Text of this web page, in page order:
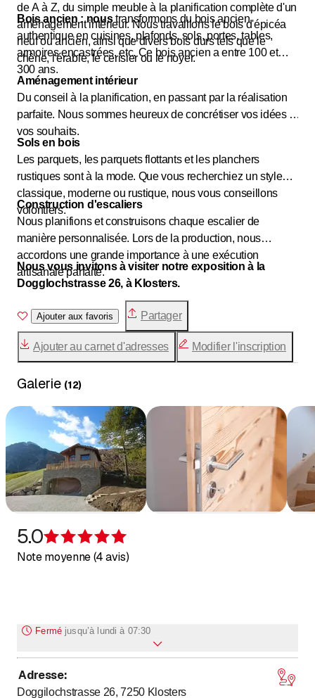
de A à Z, du simple meuble à la planification complète d'un
aménagement intérieur. Nous travaillons le bois d'épicéa
neuf ou ancien, ainsi que divers bois durs tels que le
chêne, l'érable, le cerisier ou le noyer.
Bois ancien : noustransformons du bois ancien
authentique en cuisines, plafonds, sols, portes, tables,
armoires encastrées, etc. Ce bois ancien a entre 100 et
300 ans.
Aménagement intérieur
Du conseil à la planification, en passant par la réalisation
parfaite. Nous sommes heureux de concrétiser vos idées et
vos souhaits.
Sols en bois
Les parquets, les parquets flottants et les planchers
rustiques sont à la mode. Que vous recherchiez un style
classique, moderne ou rustique, nous vous conseillons
volontiers.
Construction d'escaliers
Nous planifions et construisons chaque escalier de
manière personnalisée. Lors de la production, nous
accordons une grande importance à une exécution
artisanale parfaite.
Nous vous invitons à visiter notre exposition à la
Dogglochstrasse 26, à Klosters.
Ajouter aux favoris Partager
Ajouter au carnet d'adresses Modifier l'inscription
Galerie (12)
5.0
Note moyenne (4 avis)
Fermé jusqu’à lundi à 07:30
Lundi jusqu’à
00
Adresse:
Doggilochstrasse 26, 7250 Klosters